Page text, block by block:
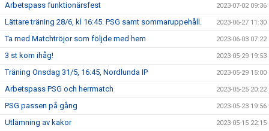
Arbetspass funktionärsfest 2023-07-02 09:36
Lättare träning 28/6, kl 16:45. PSG samt sommaruppehåll. 2023-06-27 11:30
Ta med Matchtröjor som följde med hem 2023-06-03 07:22
3 st kom ihåg! 2023-05-29 19:53
Träning Onsdag 31/5, 16:45, Nordlunda IP 2023-05-29 15:00
Arbetspass PSG och herrmatch 2023-05-25 20:22
PSG passen på gång 2023-05-23 19:56
Utlämning av kakor 2023-05-15 22:15